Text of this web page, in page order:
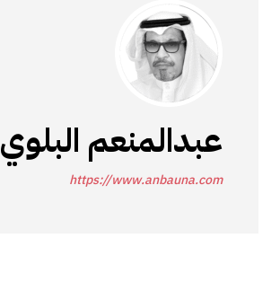
عبدالمنعم البلوي
https://www.anbauna.com